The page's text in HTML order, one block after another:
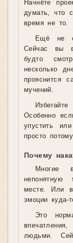
Начнёте
думать, что
время не то.
Ещё не
Сейчас вы
будто
несколько
прояснится
мучений.
Особенно
упустить
просто
Почему
Многие
месте. Или
эмоции куда-
Это
людьми.